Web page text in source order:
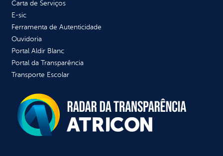
Carta de Serviços
E-sic
Ferramenta de Autenticidade
Ouvidoria
Portal Aldir Blanc
Portal da Transparência
Transporte Escolar